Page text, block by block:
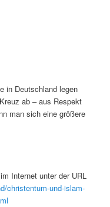
in Deutschland legen
ab – aus Respekt
man sich eine größere
Internet unter der URL
christentum-und-islam-